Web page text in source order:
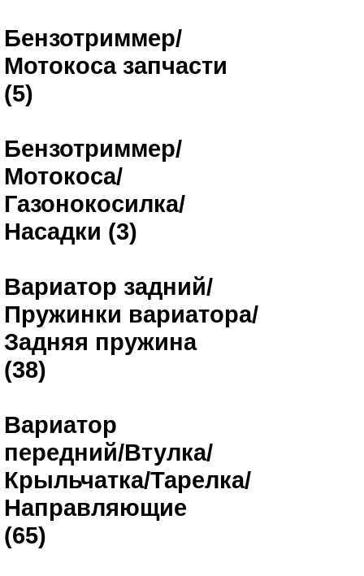
Бензотриммер/
Мотокоса запчасти
(5)
Бензотриммер/
Мотокоса/
Газонокосилка/
Насадки (3)
Вариатор задний/
Пружинки вариатора/
Задняя пружина
(38)
Вариатор
передний/Втулка/
Крыльчатка/Тарелка/
Направляющие
(65)